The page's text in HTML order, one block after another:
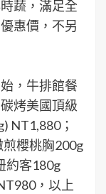
蔬，滿足全
惠價，不另
，牛排館餐
烤美國頂級
NT1,880；
櫻桃胸200g
約客180g
，以上